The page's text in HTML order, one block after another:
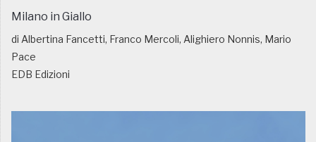
Milano in Giallo
di Albertina Fancetti, Franco Mercoli, Alighiero Nonnis, Mario
Pace
EDB Edizioni